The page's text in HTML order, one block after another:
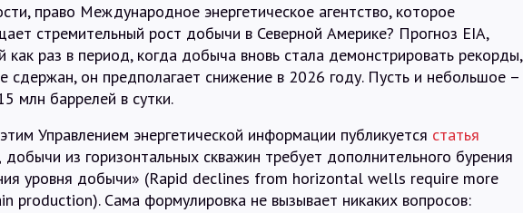
право Международное энергетическое агентство, которое
стремительный рост добычи в Северной Америке? Прогноз EIA,
как раз в период, когда добыча вновь стала демонстрировать рекорды,
сдержан, он предполагает снижение в 2026 году. Пусть и небольшое –
млн баррелей в сутки.
Управлением энергетической информации публикуется статья
из горизонтальных скважин требует дополнительного бурения
уровня добычи» (Rapid declines from horizontal wells require more
production). Сама формулировка не вызывает никаких вопросов: